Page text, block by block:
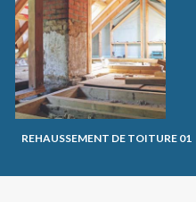
REHAUSSEMENT DE TOITURE 01